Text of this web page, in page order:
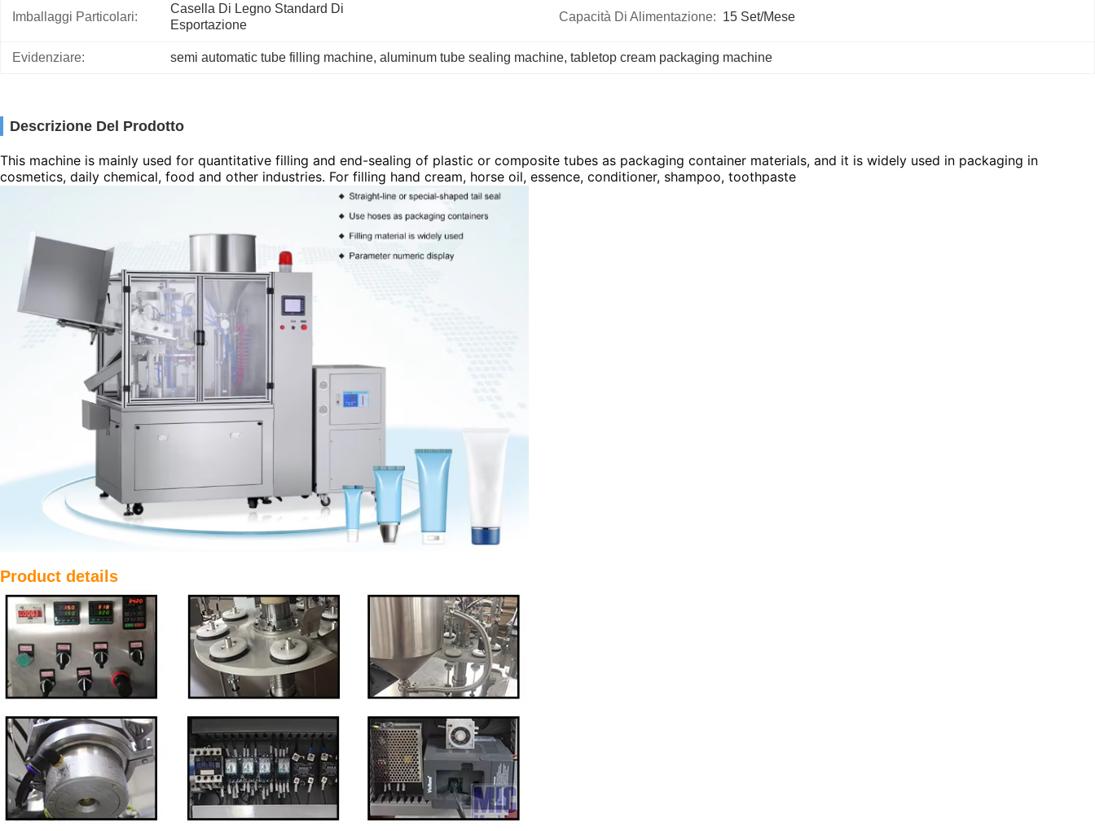
Imballaggi Particolari:
Casella Di Legno Standard Di
Esportazione
Capacità Di Alimentazione: 15 Set/mese
Evidenziare: semi automatic tube filling machine, aluminum tube sealing machine, tabletop cream packaging machine
Descrizione Del Prodotto
This machine is mainly used for quantitative filling and end-sealing of plastic or composite tubes as packaging container materials, and it is widely used in packaging in
cosmetics, daily chemical, food and other industries. For filling hand cream, horse oil, essence, conditioner, shampoo, toothpaste
Product details